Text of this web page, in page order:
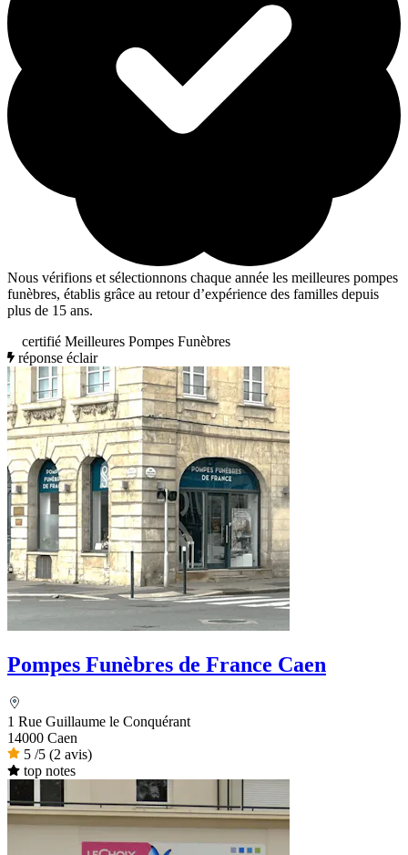
Nous vérifions et sélectionnons chaque année les meilleures pompes
funèbres, établis grâce au retour d’expérience des familles depuis
plus de 15 ans.
certifié Meilleures Pompes Funèbres
réponse éclair
Pompes Funèbres de France Caen
1 Rue Guillaume le Conquérant
14000 Caen
5 /5 (2 avis)
top notes